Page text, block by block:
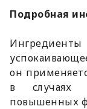
Подробная
Ингредиенты
он
в случаях
повышенных